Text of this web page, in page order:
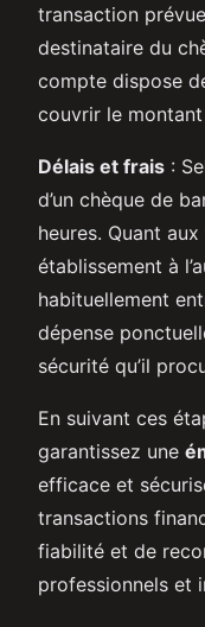
transaction
destinataire du
compte dispose
couvrir le
Délais et frais :
d’un chèque de
heures. Quant
établissement à
habituellement
dépense
sécurité qu’il
En suivant ces
garantissez une
efficace et
transactions
fiabilité et de
professionnels et